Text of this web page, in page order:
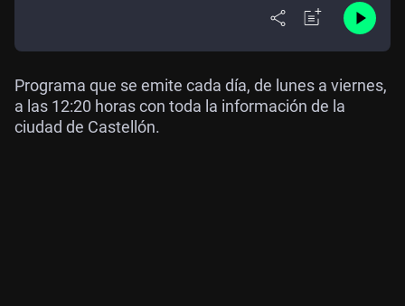
Programa que se emite cada día, de lunes a viernes,
a las 12:20 horas con toda la información de la
ciudad de Castellón.